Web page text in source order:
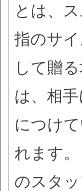
とは、
指のサ
して贈
は、相
につけ
れます
のスタ